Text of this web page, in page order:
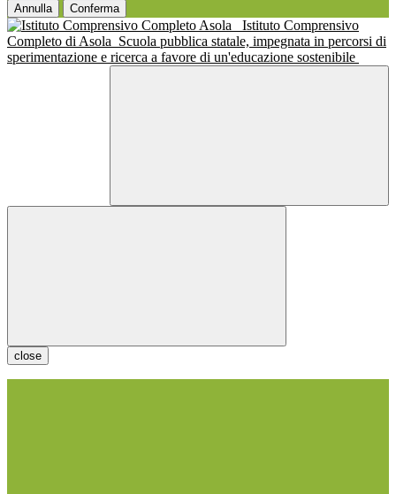
Annulla Conferma
Istituto Comprensivo
Completo di Asola Scuola pubblica statale, impegnata in percorsi di
sperimentazione e ricerca a favore di un'educazione sostenibile
close